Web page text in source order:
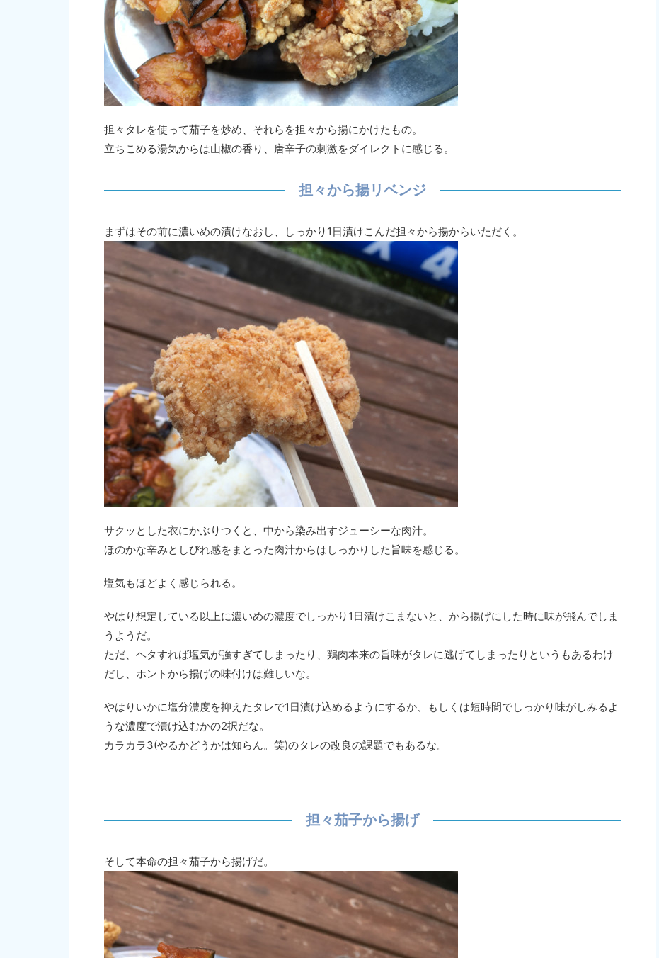
担々タレを使って茄子を炒め、それらを担々から揚にかけたもの。
立ちこめる湯気からは山椒の香り、唐辛子の刺激をダイレクトに感じる。
担々から揚リベンジ
まずはその前に濃いめの漬けなおし、しっかり1日漬けこんだ担々から揚からいただく。
サクッとした衣にかぶりつくと、中から染み出すジューシーな肉汁。
ほのかな辛みとしびれ感をまとった肉汁からはしっかりした旨味を感じる。
塩気もほどよく感じられる。
やはり想定している以上に濃いめの濃度でしっかり1日漬けこまないと、から揚げにした時に味が飛んでしま
うようだ。
ただ、ヘタすれば塩気が強すぎてしまったり、鶏肉本来の旨味がタレに逃げてしまったりというもあるわけ
だし、ホントから揚げの味付けは難しいな。
やはりいかに塩分濃度を抑えたタレで1日漬け込めるようにするか、もしくは短時間でしっかり味がしみるよ
うな濃度で漬け込むかの2択だな。
カラカラ3(やるかどうかは知らん。笑)のタレの改良の課題でもあるな。
担々茄子から揚げ
そして本命の担々茄子から揚げだ。